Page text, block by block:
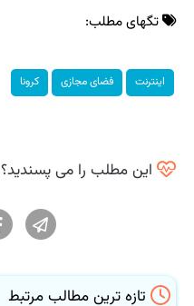
تگهای مطلب:
اینترنت فضای مجازی كرونا
این مطلب را می پسندید؟
تازه ترین مطالب مرتبط